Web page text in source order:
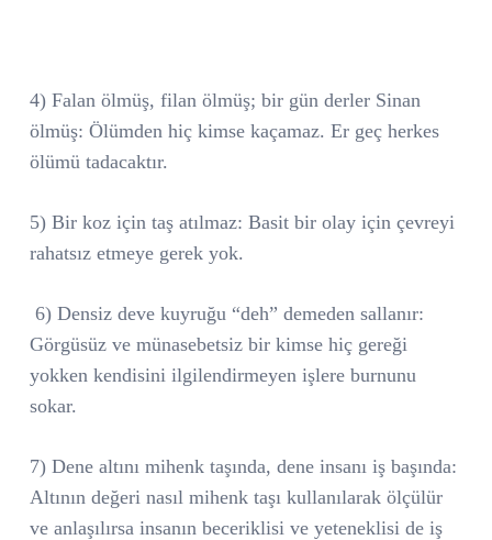
4) Falan ölmüş, filan ölmüş; bir gün derler Sinan
ölmüş: Ölümden hiç kimse kaçamaz. Er geç herkes
ölümü tadacaktır.
5) Bir koz için taş atılmaz: Basit bir olay için çevreyi
rahatsız etmeye gerek yok.
6) Densiz deve kuyruğu “deh” demeden sallanır:
Görgüsüz ve münasebetsiz bir kimse hiç gereği
yokken kendisini ilgilendirmeyen işlere burnunu
sokar.
7) Dene altını mihenk taşında, dene insanı iş başında:
Altının değeri nasıl mihenk taşı kullanılarak ölçülür
ve anlaşılırsa insanın beceriklisi ve yeteneklisi de iş